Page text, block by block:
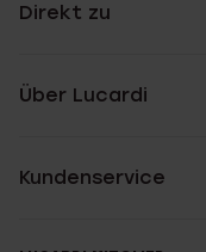
Direkt zu
Über Lucardi
Kundenservice